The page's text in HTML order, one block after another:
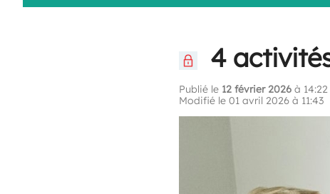
4
Publié le 12 février 2026 à 14:22
Modifié le 01 avril 2026 à 11:43